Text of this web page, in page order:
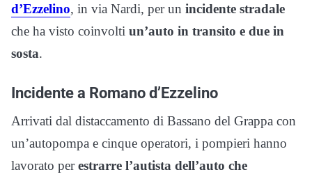
d’Ezzelino, in via Nardi, per un incidente stradale
che ha visto coinvolti un’auto in transito e due in
sosta.
Incidente a Romano d’Ezzelino
Arrivati dal distaccamento di Bassano del Grappa con
un’autopompa e cinque operatori, i pompieri hanno
lavorato perestrarre l’autista dell’auto che